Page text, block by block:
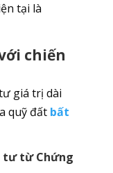
tại là
chiến
giá trị dài
quỹ đấtbất
tư từ Chứng